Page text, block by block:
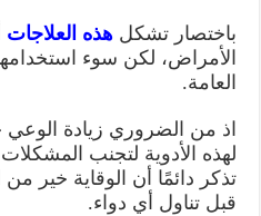
باختصار تشكلهذه العلاجات
الأمراض، لكن سوء
العامة.
اذ من الضروري زيادة
لهذه الأدوية لتجنب
تذكر دائمًا أن الوقاية خير
قبل تناول أي دواء.